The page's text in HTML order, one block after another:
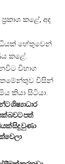
කළේ, අද
හේතුවෙන්
කළේ.
විභාග
විසින්
කියා සිටියා.
ශිෂ්‍යාධාර
බවට පත්
සිදු වුණා